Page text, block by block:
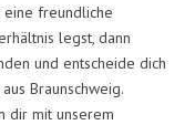
eine freundliche
legst, dann
und entscheide dich
Braunschweig.
dir mit unserem